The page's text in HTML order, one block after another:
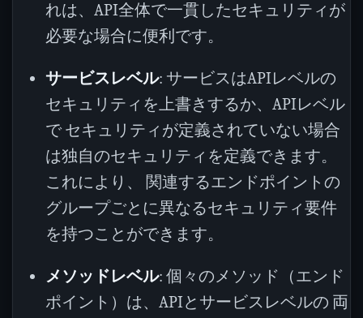
れは、API全体で一貫したセキュリティが
必要な場合に便利です。
サービスレベル: サービスはAPIレベルの
セキュリティを上書きするか、APIレベル
で セキュリティが定義されていない場合
は独自のセキュリティを定義できます。
これにより、 関連するエンドポイントの
グループごとに異なるセキュリティ要件
を持つことができます。
メソッドレベル: 個々のメソッド（エンド
ポイント）は、APIとサービスレベルの 両